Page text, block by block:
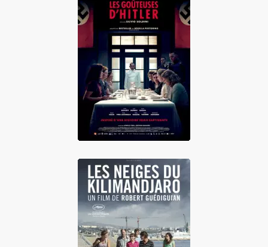
Les Goûteuses
d'Hitler
Les Neiges du
Kilimandjaro